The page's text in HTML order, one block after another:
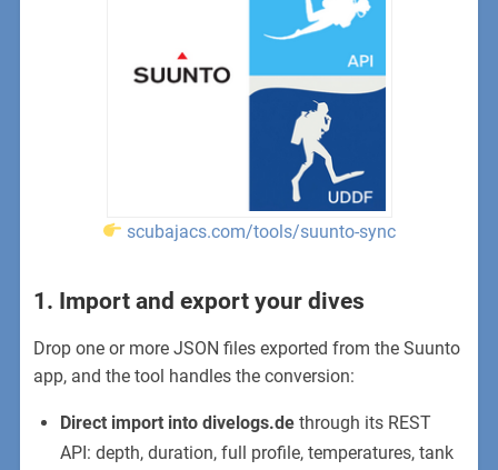
scubajacs.com/tools/suunto-sync
1. Import and export your dives
Drop one or more JSON files exported from the Suunto
app, and the tool handles the conversion:
Direct import into divelogs.de through its REST
API: depth, duration, full profile, temperatures, tank